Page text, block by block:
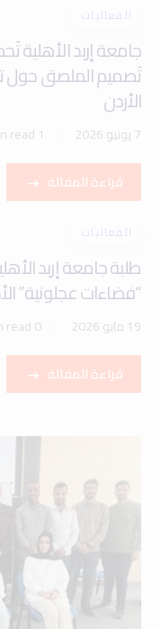
الفعاليات
جامعة إربد الأهلية
تَصميم الملصق حول
الأردن
7 يونيو 2026 1 min read
قراءة المقالة
الفعاليات
طلبة جامعة إربد
“فضاءات عجلونية”
19 مايو 2026 0 min read
قراءة المقالة